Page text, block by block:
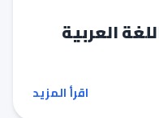
العربية
اقرأ المزيد